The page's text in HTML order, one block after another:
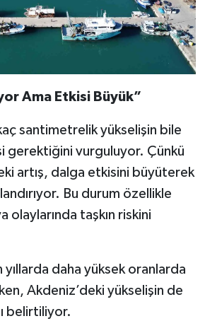
Ama Etkisi Büyük”
santimetrelik yükselişin bile
gerektiğini vurguluyor. Çünkü
artış, dalga etkisini büyüterek
Bu durum özellikle
olaylarında taşkın riskini
yıllarda daha yüksek oranlarda
Akdeniz’deki yükselişin de
belirtiliyor.